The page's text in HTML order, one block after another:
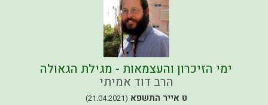
ימי הזיכרון והעצמאות - מגילת הגאולה
הרב דוד אמיתי
ט אייר התשפא (21.04.2021)